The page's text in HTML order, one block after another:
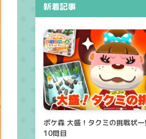
新着記事
ポケ森 大盛！タクミの挑戦状
10問目